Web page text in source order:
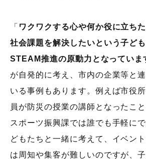
「 ワクワクする心や何か役に立ち
社会課題を解決したいという子ど
STEAM推進の原動力となっていま
が自発的に考え、市内の企業等と
いる事例もあります。例えば市役
員が防災の授業の講師となったこ
スポーツ振興課では誰でも手軽に
どもたちと一緒に考えて、イベン
は周知や集客が難しいのですが、